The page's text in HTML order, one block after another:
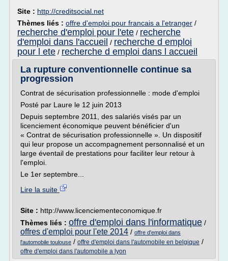
Site : http://creditsocial.net
Thèmes liés : offre d'emploi pour francais a l'etranger /
recherche d'emploi pour l'ete / recherche
d'emploi dans l'accueil / recherche d emploi
pour l ete / recherche d emploi dans l accueil
La rupture conventionnelle continue sa
progression
Contrat de sécurisation professionnelle : mode d'emploi
Posté par Laure le 12 juin 2013
Depuis septembre 2011, des salariés visés par un
licenciement économique peuvent bénéficier d'un
« Contrat de sécurisation professionnelle ». Un dispositif
qui leur propose un accompagnement personnalisé et un
large éventail de prestations pour faciliter leur retour à
l'emploi.
Le 1er septembre...
Lire la suite
Site : http://www.licenciementeconomique.fr
Thèmes liés : offre d'emploi dans l'informatique /
offres d'emploi pour l'ete 2014 / offre d'emploi dans
l'automobile toulouse / offre d'emploi dans l'automobile en belgique /
offre d'emploi dans l'automobile a lyon